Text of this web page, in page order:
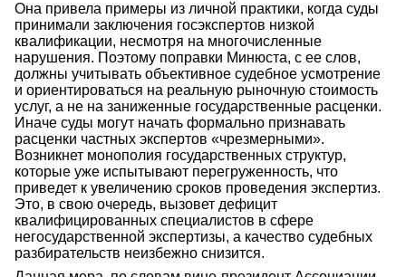
Она привела примеры из личной практики, когда суды
принимали заключения госэкспертов низкой
квалификации, несмотря на многочисленные
нарушения. Поэтому поправки Минюста, с ее слов,
должны учитывать объективное судебное усмотрение
и ориентироваться на реальную рыночную стоимость
услуг, а не на заниженные государственные расценки.
Иначе суды могут начать формально признавать
расценки частных экспертов «чрезмерными».
Возникнет монополия государственных структур,
которые уже испытывают перегруженность, что
приведет к увеличению сроков проведения экспертиз.
Это, в свою очередь, вызовет дефицит
квалифицированных специалистов в сфере
негосударственной экспертизы, а качество судебных
разбирательств неизбежно снизится.